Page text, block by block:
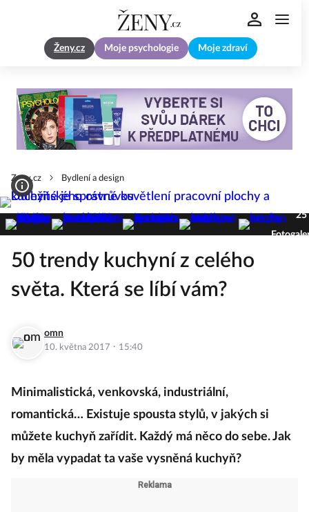
Ženy.cz Moje psychologie Moje zdraví
Zeny.cz Bydlení a design
25
50 trendy kuchyní z celého
světa. Která se líbí vám?
omn
10. května 2017 · 15:40
Minimalistická, venkovská, industriální,
romantická… Existuje spousta stylů, v jakých si
můžete kuchyň zařídit. Každý má něco do sebe. Jak
by měla vypadat ta vaše vysněná kuchyň?